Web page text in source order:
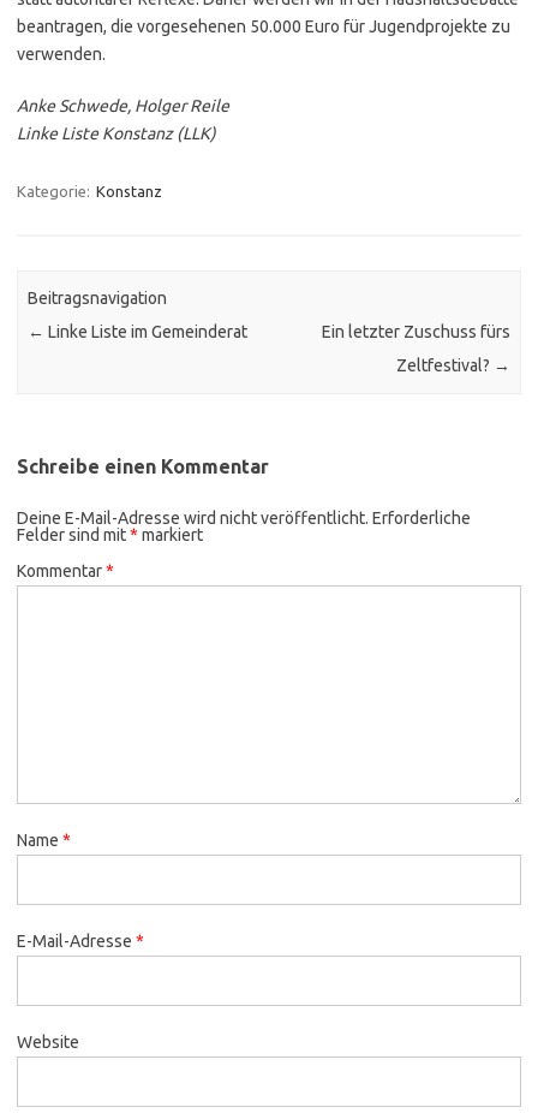
beantragen, die vorgesehenen 50.000 Euro für Jugendprojekte zu
verwenden.
Anke Schwede, Holger Reile
Linke Liste Konstanz (LLK)
Kategorie: Konstanz
Beitragsnavigation
← Linke Liste im Gemeinderat
Ein letzter Zuschuss fürs
Zeltfestival? →
Schreibe einen Kommentar
Deine E-Mail-Adresse wird nicht veröffentlicht. Erforderliche
Felder sind mit* markiert
Kommentar*
Name *
E-Mail-Adresse *
Website